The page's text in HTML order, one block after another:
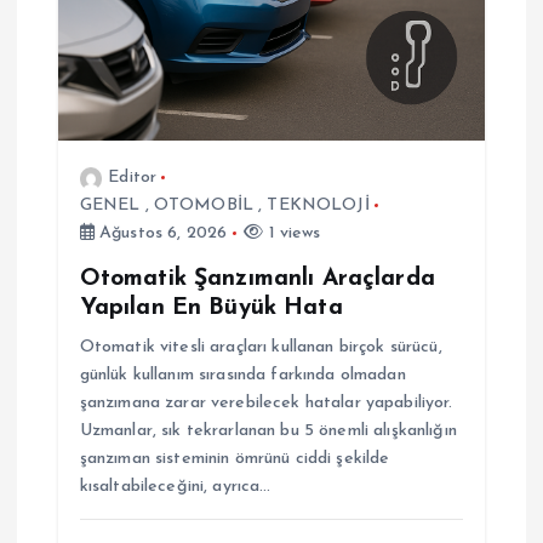
Editor
GENEL , OTOMOBİL , TEKNOLOJİ
Ağustos 6, 2026
1 views
Otomatik Şanzımanlı Araçlarda
Yapılan En Büyük Hata
Otomatik vitesli araçları kullanan birçok sürücü,
günlük kullanım sırasında farkında olmadan
şanzımana zarar verebilecek hatalar yapabiliyor.
Uzmanlar, sık tekrarlanan bu 5 önemli alışkanlığın
şanzıman sisteminin ömrünü ciddi şekilde
kısaltabileceğini, ayrıca…